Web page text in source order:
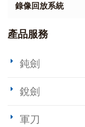
錄像回放系統
產品服務
鈍劍
銳劍
軍刀